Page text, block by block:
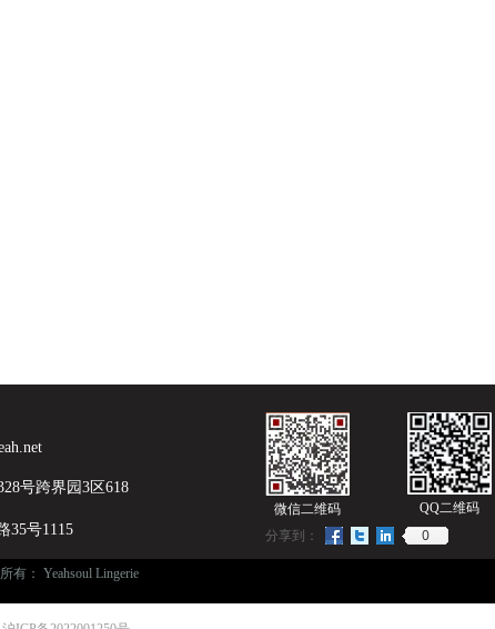
微信二维码
号跨界园3区618
35号1115 分享到： 0
QQ二维码
有： Yeahsoul Lingerie